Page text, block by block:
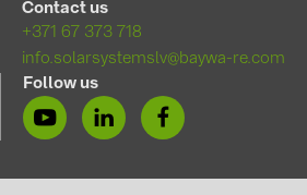
Contact us
+371 67 373 718
info.solarsystemslv@baywa-re.com
Follow us